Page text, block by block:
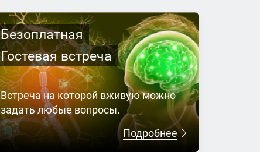
Безоплатная
Гостевая встреча
Встреча на которой вживую можно
задать любые вопросы.
Подробнее